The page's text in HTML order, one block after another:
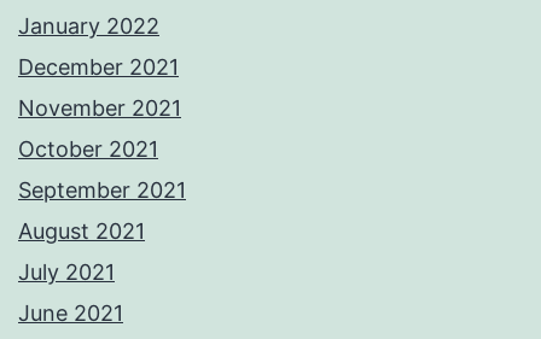
January 2022
December 2021
November 2021
October 2021
September 2021
August 2021
July 2021
June 2021